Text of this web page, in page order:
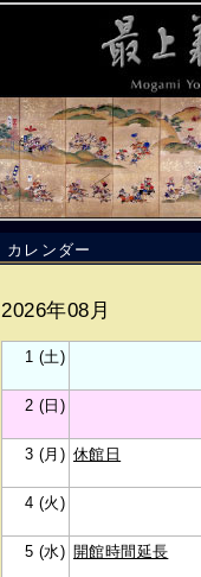
カレンダー
2026年08月
1 (土)
2 (日)
3 (月) 休館日
4 (火)
5 (水) 開館時間延長